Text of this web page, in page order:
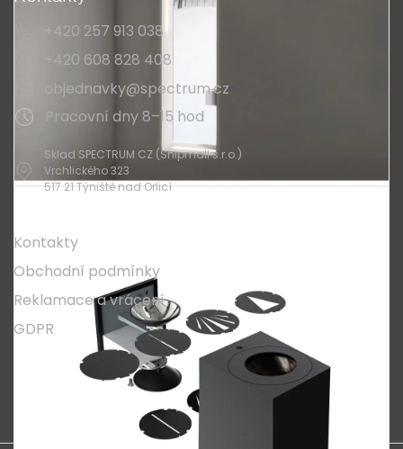
+420 257 913 038
+420 608 828 408
objednavky@spectrum.cz
Pracovní dny 8–15 hod
Sklad SPECTRUM CZ (Shipmall s.r.o.)
Vrchlického 323
517 21 Týniště nad Orlicí
Kontakty
Obchodní podmínky
Reklamace a vrácení
GDPR
Oblíbené série svítidel:
Nordlux Alton
Nordlux Oja
Nordlux Ellen
Nordlux Explore